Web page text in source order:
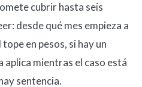
cubrir hasta seis
desde qué mes empieza a
en pesos, si hay un
aplica mientras el caso está
sentencia.